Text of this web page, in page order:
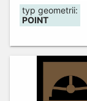
typ geometrii:
POINT